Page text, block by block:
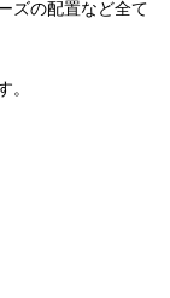
ズの配置など全て
。